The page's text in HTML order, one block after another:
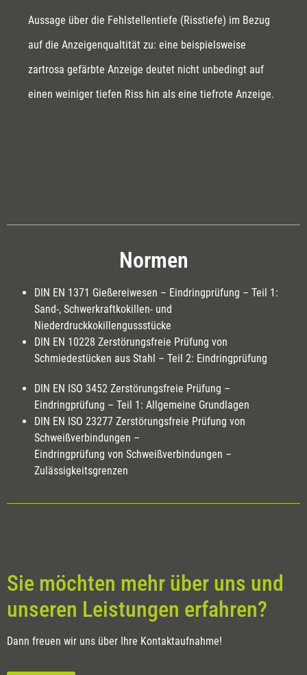
Aussage über die Fehlstellentiefe (Risstiefe) im Bezug
auf die Anzeigenqualtität zu: eine beispielsweise
zartrosa gefärbte Anzeige deutet nicht unbedingt auf
einen weiniger tiefen Riss hin als eine tiefrote Anzeige.
Normen
DIN EN 1371 Gießereiwesen – Eindringprüfung – Teil 1:
Sand-, Schwerkraftkokillen- und
Niederdruckkokillengussstücke
DIN EN 10228 Zerstörungsfreie Prüfung von
Schmiedestücken aus Stahl – Teil 2: Eindringprüfung
DIN EN ISO 3452 Zerstörungsfreie Prüfung –
Eindringprüfung – Teil 1: Allgemeine Grundlagen
DIN EN ISO 23277 Zerstörungsfreie Prüfung von
Schweißverbindungen –
Eindringprüfung von Schweißverbindungen –
Zulässigkeitsgrenzen
Sie möchten mehr über uns und
unseren Leistungen erfahren?
Dann freuen wir uns über Ihre Kontaktaufnahme!